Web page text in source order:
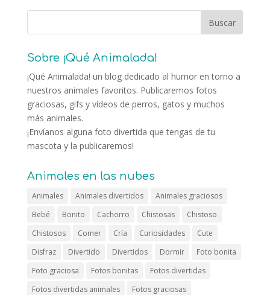
Sobre ¡Qué Animalada!
¡Qué Animalada! un blog dedicado al humor en torno a
nuestros animales favoritos. Publicaremos fotos
graciosas, gifs y vídeos de perros, gatos y muchos
más animales.
¡Envíanos alguna foto divertida que tengas de tu
mascota y la publicaremos!
Animales en las nubes
Animales Animales divertidos
Animales graciosos
Bebé
Bonito Cachorro Chistosas
Chistoso
Chistosos
Comer Cría Curiosidades
Cute
Disfraz
Divertido Divertidos Dormir
Foto bonita
Foto graciosa
Fotos bonitas
Fotos divertidas
Fotos divertidas animales
Fotos graciosas